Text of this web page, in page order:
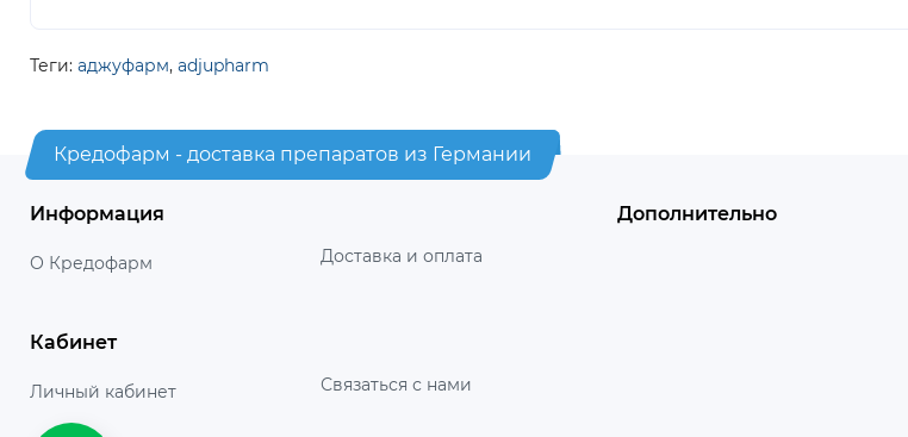
Теги: аджуфарм, adjupharm
Кредофарм - доставка препаратов из Германии
Информация
О Кредофарм Доставка и оплата
Дополнительно
Кабинет
Личный кабинет Связаться с нами